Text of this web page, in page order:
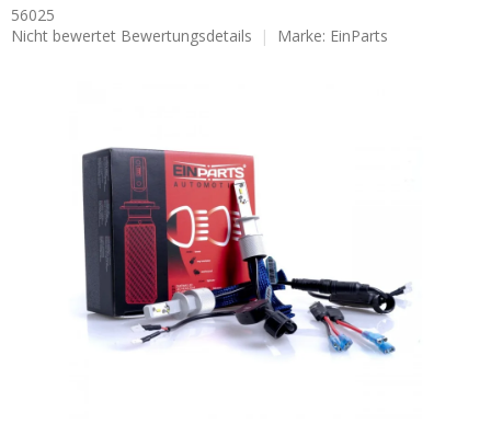
56025
Die
Nicht bewertet Bewertungsdetails Marke: EinParts